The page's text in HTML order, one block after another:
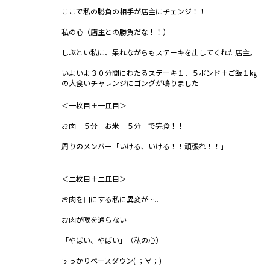
ここで私の勝負の相手が店主にチェンジ！！
私の心（店主との勝負だな！！）
しぶとい私に、呆れながらもステーキを出してくれた店主。
いよいよ３０分間にわたるステーキ１．５ポンド＋ご飯１㎏
の大食いチャレンジにゴングが鳴りました
＜一枚目＋一皿目＞
お肉 ５分 お米 ５分 で完食！！
周りのメンバー「いける、いける！！頑張れ！！」
＜二枚目＋二皿目＞
お肉を口にする私に異変が…..
お肉が喉を通らない
「やばい、やばい」（私の心）
すっかりペースダウン( ；∀；)